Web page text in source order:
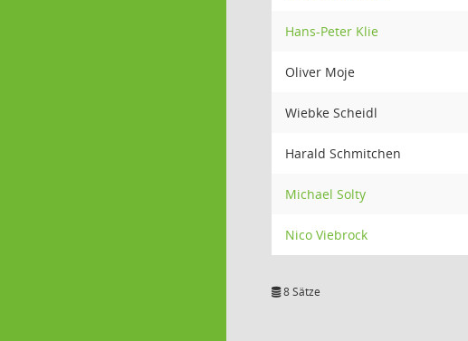
Hans-Peter Klie
Oliver Moje
Wiebke Scheidl
Harald Schmitchen
Michael Solty
Nico Viebrock
8 Sätze